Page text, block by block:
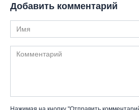
Добавить комментарий
Имя
Комментарий